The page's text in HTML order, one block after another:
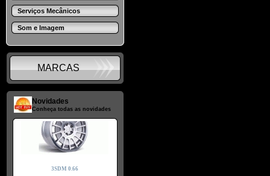
Serviços Mecânicos
Som e Imagem
MARCAS
Novidades
Conheça todas as novidades